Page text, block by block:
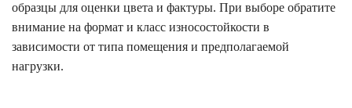
образцы для оценки цвета и фактуры. При выборе обратите
внимание на формат и класс износостойкости в
зависимости от типа помещения и предполагаемой
нагрузки.